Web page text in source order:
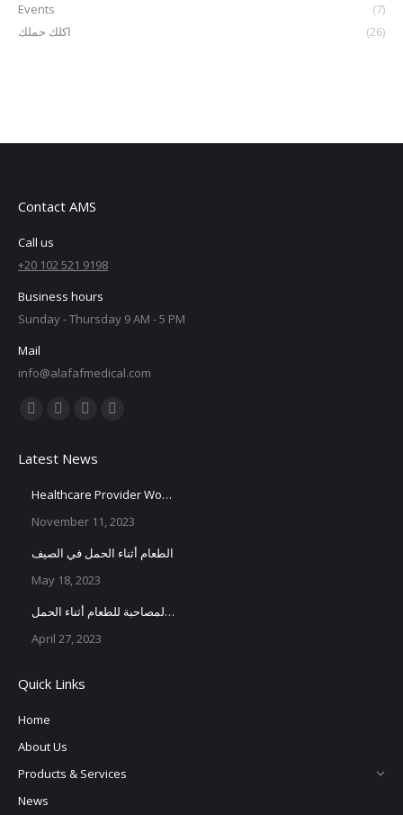
Events
(7)
اكلك حملك
(26)
Contact AMS
Call us
+20 102 521 9198
Business hours
Sunday - Thursday 9 AM - 5 PM
Mail
info@alafafmedical.com
Find us on:
opens
in
opens
in
opens
in
in
Latest News
Healthcare Provider Workshop
November 11, 2023
الطعام أثناء الحمل في الصيف
May 18, 2023
الأعراض المصاحبة للطعام أثناء الحمل
April 27, 2023
Quick Links
Home
About Us
Products & Services
News